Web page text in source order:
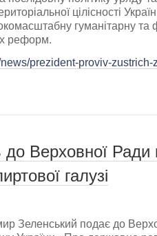
цілісності
гуманітарну та
реформ.
prezident-proviv-
до Верховної
галузі
Зеленський подає до